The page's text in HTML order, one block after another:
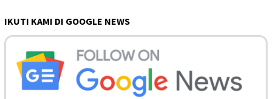
IKUTI KAMI DI GOOGLE NEWS